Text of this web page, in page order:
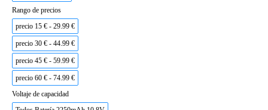
Rango de precios
precio 15 € - 29.99 €
precio 30 € - 44.99 €
precio 45 € - 59.99 €
precio 60 € - 74.99 €
Voltaje de capacidad